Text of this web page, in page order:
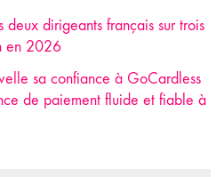
deux dirigeants français sur trois
en 2026
sa confiance à GoCardless
de paiement fluide et fiable à